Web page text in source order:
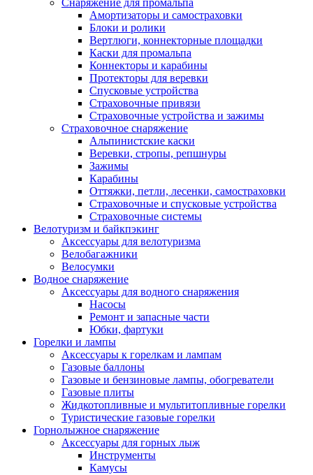
Снаряжение для промальпа
Амортизаторы и самостраховки
Блоки и ролики
Вертлюги, коннекторные площадки
Каски для промальпа
Коннекторы и карабины
Протекторы для веревки
Спусковые устройства
Страховочные привязи
Страховочные устройства и зажимы
Страховочное снаряжение
Альпинистские каски
Веревки, стропы, репшнуры
Зажимы
Карабины
Оттяжки, петли, лесенки, самостраховки
Страховочные и спусковые устройства
Страховочные системы
Велотуризм и байкпэкинг
Аксессуары для велотуризма
Велобагажники
Велосумки
Водное снаряжение
Аксессуары для водного снаряжения
Насосы
Ремонт и запасные части
Юбки, фартуки
Горелки и лампы
Аксессуары к горелкам и лампам
Газовые баллоны
Газовые и бензиновые лампы, обогреватели
Газовые плиты
Жидкотопливные и мультитопливные горелки
Туристические газовые горелки
Горнолыжное снаряжение
Аксессуары для горных лыж
Инструменты
Камусы